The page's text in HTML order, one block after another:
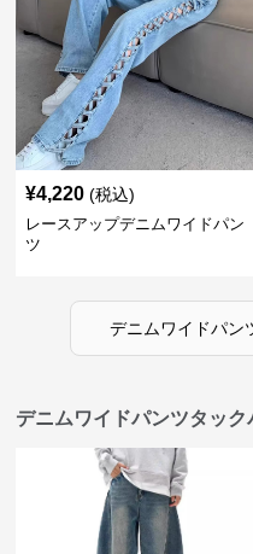
¥4,220 (税込)
レースアップデニムワイドパン
ツ
デニムワイドパン
デニムワイドパンツタッ